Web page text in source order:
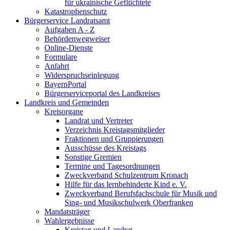
für ukrainische Geflüchtete
Katastrophenschutz
Bürgerservice Landratsamt
Aufgaben A - Z
Behördenwegweiser
Online-Dienste
Formulare
Anfahrt
Widerspruchseinlegung
BayernPortal
Bürgerserviceportal des Landkreises
Landkreis und Gemeinden
Kreisorgane
Landrat und Vertreter
Verzeichnis Kreistagsmitglieder
Fraktionen und Gruppierungen
Ausschüsse des Kreistags
Sonstige Gremien
Termine und Tagesordnungen
Zweckverband Schulzentrum Kronach
Hilfe für das lernbehinderte Kind e. V.
Zweckverband Berufsfachschule für Musik und
Sing- und Musikschulwerk Oberfranken
Mandatsträger
Wahlergebnisse